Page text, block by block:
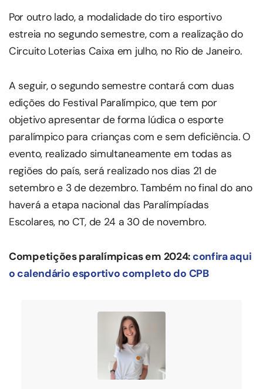
Por outro lado, a modalidade do tiro esportivo
estreia no segundo semestre, com a realização do
Circuito Loterias Caixa em julho, no Rio de Janeiro.
A seguir, o segundo semestre contará com duas
edições do Festival Paralímpico, que tem por
objetivo apresentar de forma lúdica o esporte
paralímpico para crianças com e sem deficiência. O
evento, realizado simultaneamente em todas as
regiões do país, será realizado nos dias 21 de
setembro e 3 de dezembro. Também no final do ano
haverá a etapa nacional das Paralímpíadas
Escolares, no CT, de 24 a 30 de novembro.
Competições paralímpicas em 2024: confira aqui
o calendário esportivo completo do CPB